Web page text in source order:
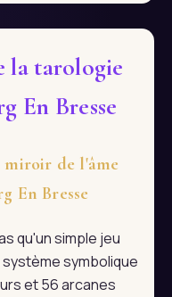
la tarologie
En Bresse
de l'âme
En Bresse
qu'un simple jeu
symbolique
et 56 arcanes